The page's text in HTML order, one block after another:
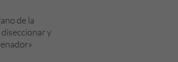
de la
y